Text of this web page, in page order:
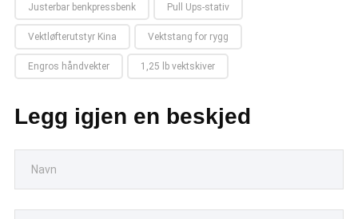
Justerbar benkpressbenk Pull Ups-stativ
Vektløfterutstyr Kina Vektstang for rygg
Engros håndvekter 1,25 lb vektskiver
Legg igjen en beskjed